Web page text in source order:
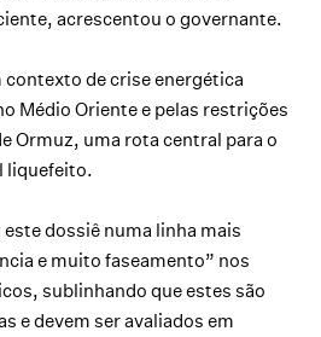
acrescentou o governante.
de crise energética
Médio Oriente e pelas restrições
Ormuz, uma rota central para o
liquefeito.
dossiê numa linha mais
e muito faseamento” nos
sublinhando que estes são
e devem ser avaliados em